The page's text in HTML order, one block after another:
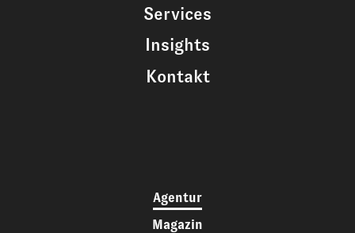
Services
Insights
Kontakt
Agentur
Magazin